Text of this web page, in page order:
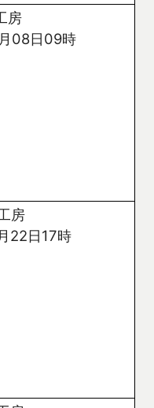
房
08日09時
房
22日17時